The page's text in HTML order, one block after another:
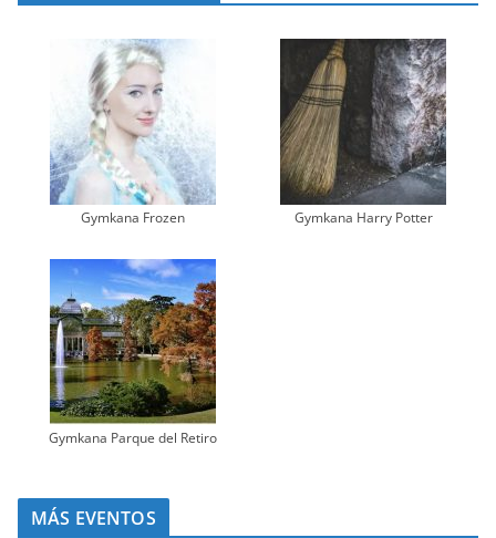
Gymkana Frozen Gymkana Harry Potter
Gymkana Parque del Retiro
MÁS EVENTOS